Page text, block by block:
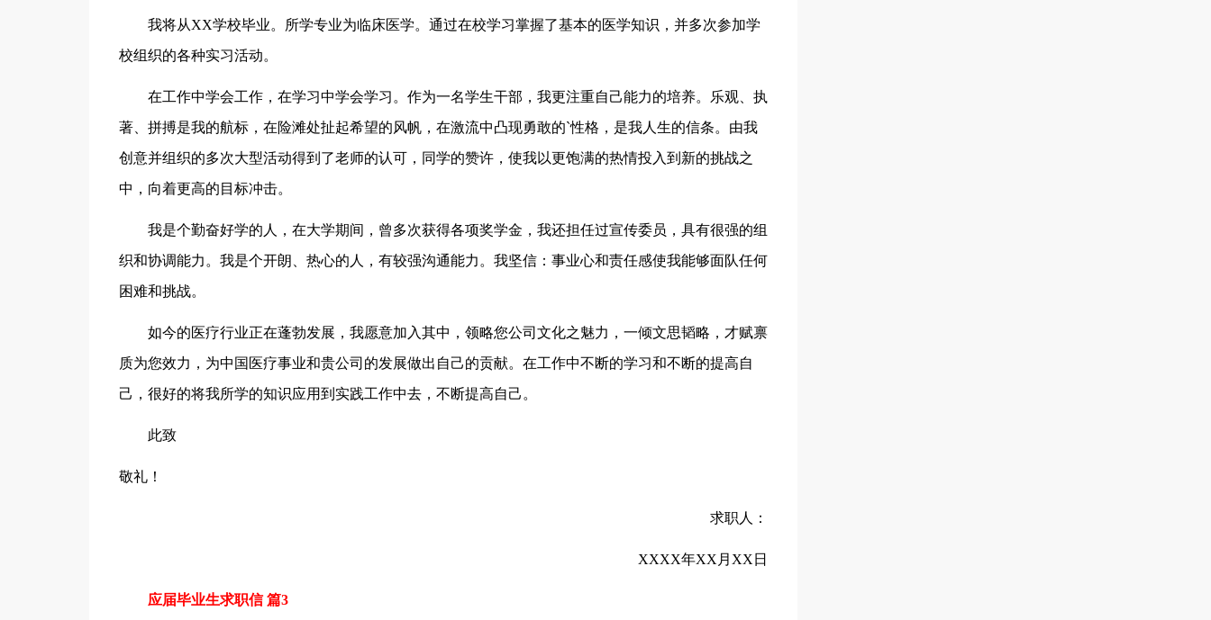
我将从XX学校毕业。所学专业为临床医学。通过在校学习掌握了基本的医学知识，并多次参加学
校组织的各种实习活动。
在工作中学会工作，在学习中学会学习。作为一名学生干部，我更注重自己能力的培养。乐观、执
著、拼搏是我的航标，在险滩处扯起希望的风帆，在激流中凸现勇敢的`性格，是我人生的信条。由我
创意并组织的多次大型活动得到了老师的认可，同学的赞许，使我以更饱满的热情投入到新的挑战之
中，向着更高的目标冲击。
我是个勤奋好学的人，在大学期间，曾多次获得各项奖学金，我还担任过宣传委员，具有很强的组
织和协调能力。我是个开朗、热心的人，有较强沟通能力。我坚信：事业心和责任感使我能够面队任何
困难和挑战。
如今的医疗行业正在蓬勃发展，我愿意加入其中，领略您公司文化之魅力，一倾文思韬略，才赋禀
质为您效力，为中国医疗事业和贵公司的发展做出自己的贡献。在工作中不断的学习和不断的提高自
己，很好的将我所学的知识应用到实践工作中去，不断提高自己。
此致
敬礼！
求职人：
XXXX年XX月XX日
应届毕业生求职信 篇3